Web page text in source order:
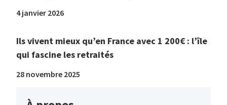
4 janvier 2026
Ils vivent mieux qu’en France avec 1 200€ : l’île
qui fascine les retraités
28 novembre 2025